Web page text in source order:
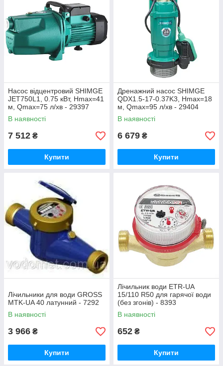
Насос відцентровий SHIMGE
JET750L1, 0.75 кВт, Нmax=41
м, Qmax=75 л/хв - 29397
В наявності
7 512 ₴
Купити
Дренажний насос SHIMGE
QDX1.5-17-0.37K3, Нmax=18
м, Qmax=95 л/хв - 29404
В наявності
6 679 ₴
Купити
Лічильники для води GROSS
MTK-UA 40 латунний - 7292
В наявності
3 966 ₴
Купити
Лічильник води ETR-UA
15/110 R50 для гарячої води
(без згонів) - 8393
В наявності
652 ₴
Купити